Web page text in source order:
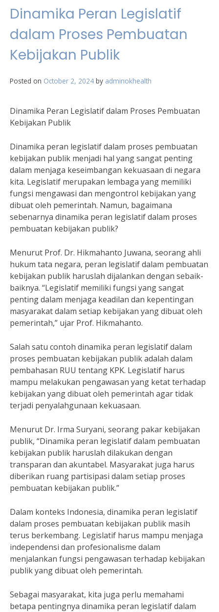
Dinamika Peran Legislatif
dalam Proses Pembuatan
Kebijakan Publik
Posted on October 2, 2024 by adminokhealth
Dinamika Peran Legislatif dalam Proses Pembuatan
Kebijakan Publik
Dinamika peran legislatif dalam proses pembuatan
kebijakan publik menjadi hal yang sangat penting
dalam menjaga keseimbangan kekuasaan di negara
kita. Legislatif merupakan lembaga yang memiliki
fungsi mengawasi dan mengontrol kebijakan yang
dibuat oleh pemerintah. Namun, bagaimana
sebenarnya dinamika peran legislatif dalam proses
pembuatan kebijakan publik?
Menurut Prof. Dr. Hikmahanto Juwana, seorang ahli
hukum tata negara, peran legislatif dalam pembuatan
kebijakan publik haruslah dijalankan dengan sebaik-
baiknya. “Legislatif memiliki fungsi yang sangat
penting dalam menjaga keadilan dan kepentingan
masyarakat dalam setiap kebijakan yang dibuat oleh
pemerintah,” ujar Prof. Hikmahanto.
Salah satu contoh dinamika peran legislatif dalam
proses pembuatan kebijakan publik adalah dalam
pembahasan RUU tentang KPK. Legislatif harus
mampu melakukan pengawasan yang ketat terhadap
kebijakan yang dibuat oleh pemerintah agar tidak
terjadi penyalahgunaan kekuasaan.
Menurut Dr. Irma Suryani, seorang pakar kebijakan
publik, “Dinamika peran legislatif dalam pembuatan
kebijakan publik haruslah dilakukan dengan
transparan dan akuntabel. Masyarakat juga harus
diberikan ruang partisipasi dalam setiap proses
pembuatan kebijakan publik.”
Dalam konteks Indonesia, dinamika peran legislatif
dalam proses pembuatan kebijakan publik masih
terus berkembang. Legislatif harus mampu menjaga
independensi dan profesionalisme dalam
menjalankan fungsi pengawasan terhadap kebijakan
publik yang dibuat oleh pemerintah.
Sebagai masyarakat, kita juga perlu memahami
betapa pentingnya dinamika peran legislatif dalam